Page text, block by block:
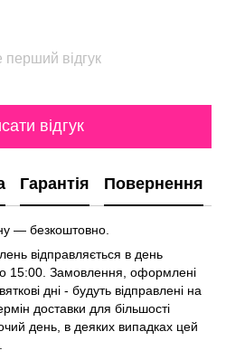
перший відгук
відгук
Гарантія Повернення
— безкоштовно.
відправляється в день
15:00. Замовлення, оформлені
дні - будуть відправлені на
доставки для більшості
день, в деяких випадках цей